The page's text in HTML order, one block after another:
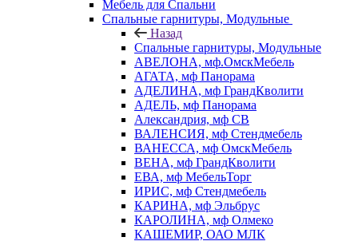
Мебель для Спальни
Спальные гарнитуры, Модульные
Назад
Спальные гарнитуры, Модульные
АВЕЛОНА, мф.ОмскМебель
АГАТА, мф Панорама
АДЕЛИНА, мф ГрандКволити
АДЕЛЬ, мф Панорама
Александрия, мф СВ
ВАЛЕНСИЯ, мф Стендмебель
ВАНЕССА, мф ОмскМебель
ВЕНА, мф ГрандКволити
ЕВА, мф МебельТорг
ИРИС, мф Стендмебель
КАРИНА, мф Эльбрус
КАРОЛИНА, мф Олмеко
КАШЕМИР, ОАО МЛК